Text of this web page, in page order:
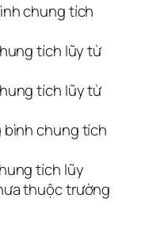
chung tích
tích lũy từ
tích lũy từ
bình chung tích
tích lũy
thuộc trường